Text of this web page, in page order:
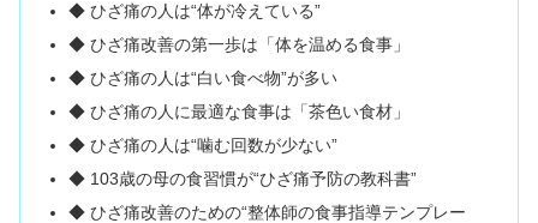
◆ ひざ痛の人は“体が冷えている”
◆ ひざ痛改善の第一歩は「体を温める食事」
◆ ひざ痛の人は“白い食べ物”が多い
◆ ひざ痛の人に最適な食事は「茶色い食材」
◆ ひざ痛の人は“噛む回数が少ない”
◆ 103歳の母の食習慣が“ひざ痛予防の教科書”
◆ ひざ痛改善のための“整体師の食事指導テンプレー